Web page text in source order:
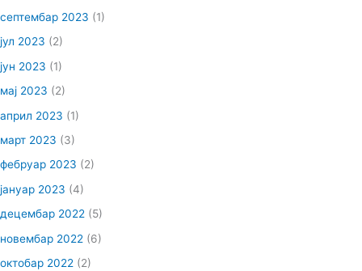
септембар 2023 (1)
јул 2023 (2)
јун 2023 (1)
мај 2023 (2)
април 2023 (1)
март 2023 (3)
фебруар 2023 (2)
јануар 2023 (4)
децембар 2022 (5)
новембар 2022 (6)
октобар 2022 (2)